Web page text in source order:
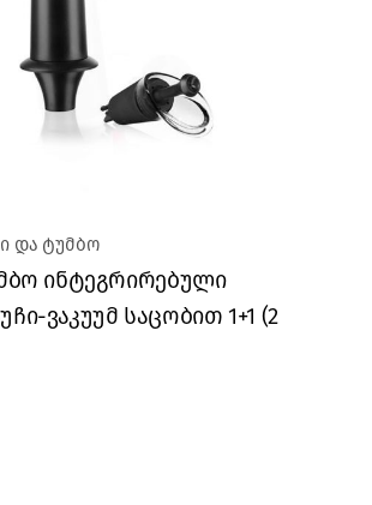
და ტუმბო
ინტეგრირებული
ვაკუუმ საცობით 1+1 (2